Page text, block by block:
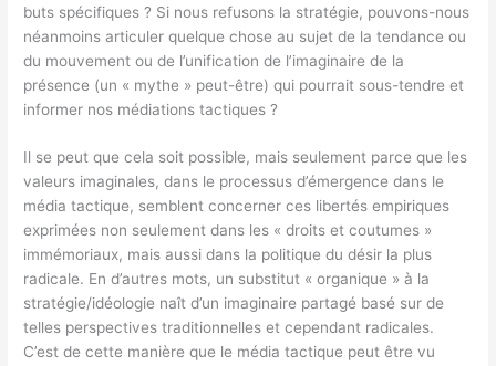
buts spécifiques ? Si nous refusons la stratégie, pouvons-nous
néanmoins articuler quelque chose au sujet de la tendance ou
du mouvement ou de l’unification de l’imaginaire de la
présence (un « mythe » peut-être) qui pourrait sous-tendre et
informer nos médiations tactiques ?
Il se peut que cela soit possible, mais seulement parce que les
valeurs imaginales, dans le processus d’émergence dans le
média tactique, semblent concerner ces libertés empiriques
exprimées non seulement dans les « droits et coutumes »
immémoriaux, mais aussi dans la politique du désir la plus
radicale. En d’autres mots, un substitut « organique » à la
stratégie/idéologie naît d’un imaginaire partagé basé sur de
telles perspectives traditionnelles et cependant radicales.
C’est de cette manière que le média tactique peut être vu